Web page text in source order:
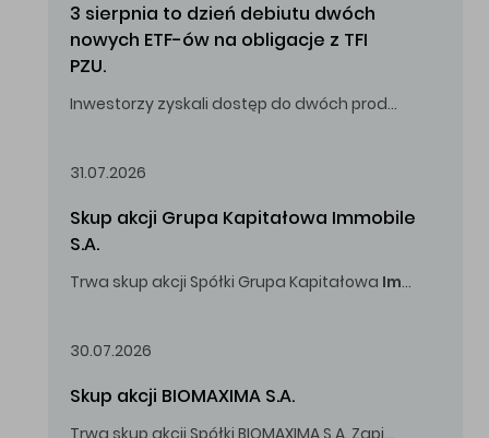
3 sierpnia to dzień debiutu dwóch
nowych ETF-ów na obligacje z TFI
PZU.
Inwestorzy zyskali dostęp do dwóch produktów umożliwiających inwestowanie w obligacje skarbowe.
31.07.2026
Skup akcji Grupa Kapitałowa Immobile
S.A.
Trwa skup akcji Spółki Grupa Kapitałowa Immobile
30.07.2026
Skup akcji BIOMAXIMA S.A.